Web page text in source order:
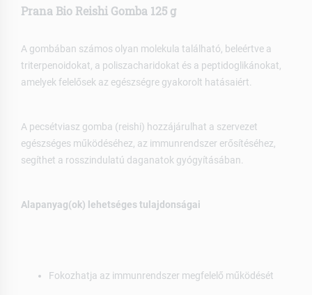
Prana Bio Reishi Gomba 125 g
A gombában számos olyan molekula található, beleértve a
triterpenoidokat, a poliszacharidokat és a peptidoglikánokat,
amelyek felelősek az egészségre gyakorolt hatásaiért.
A pecsétviasz gomba (reishi) hozzájárulhat a szervezet
egészséges működéséhez, az immunrendszer erősítéséhez,
segíthet a rosszindulatú daganatok gyógyításában.
Alapanyag(ok) lehetséges tulajdonságai
Fokozhatja az immunrendszer megfelelő működését